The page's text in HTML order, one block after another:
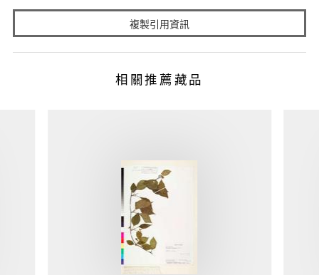
複製引用資訊
相關推薦藏品